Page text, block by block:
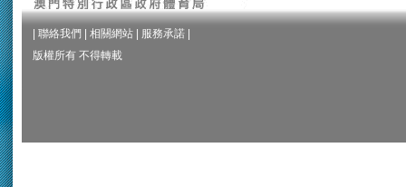
聯絡我們 相關網站 服務承諾
版權所有 不得轉載